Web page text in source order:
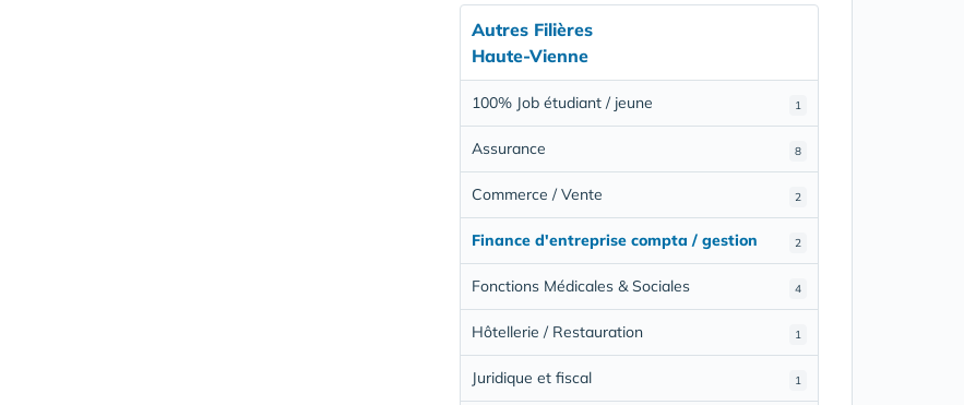
Autres Filières
Haute-Vienne
1
100% Job étudiant / jeune
8
Assurance
2
Commerce / Vente
2
Finance d'entreprise compta / gestion
4
Fonctions Médicales & Sociales
1
Hôtellerie / Restauration
1
Juridique et fiscal